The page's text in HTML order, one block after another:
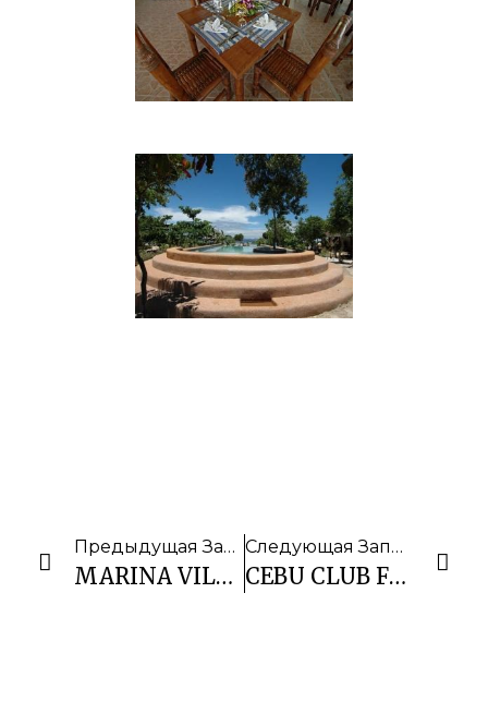
Предыдущая Запись
MARINA VILLAGE RESORT(MOALBOAL)
Следующая Запись
CEBU CLUB FORTMED RESORT